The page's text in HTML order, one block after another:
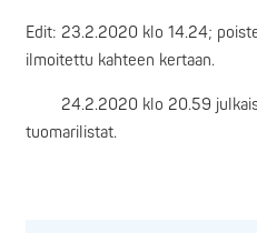
Edit: 23.2.2020 klo 14.24;
ilmoitettu kahteen kertaan.
24.2.2020 klo 20.59
tuomarilistat.